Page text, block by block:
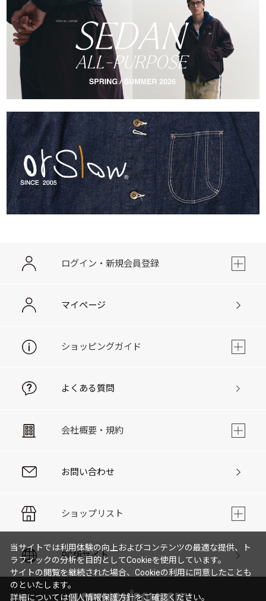
ログイン・新規会員登録
マイページ
ショッピングガイド
よくある質問
会社概要・規約
お問い合わせ
ショップリスト
PC版サイト
当サイトでは利用体験の向上およびコンテンツの最適な提供、ト
ラフィックの分析を目的としてCookieを使用しています。
サイトの閲覧を継続された場合、Cookieの利用に同意したことも
のといたします。
詳細については個人情報保護方針をご確認ください。